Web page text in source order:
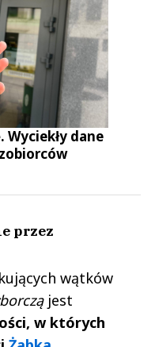
Wyciekły dane
przez
wątków
jest
w których